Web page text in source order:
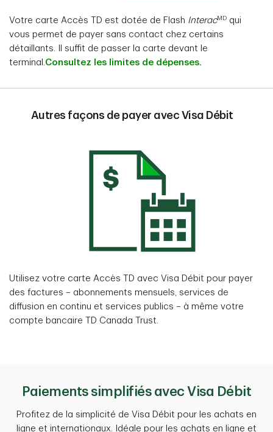
Votre carte Accès TD est dotée de Flash InteracMD qui
vous permet de payer sans contact chez certains
détaillants. Il suffit de passer la carte devant le
terminal.Consultez les limites de dépenses.
Autres façons de payer avec Visa Débit
Utilisez votre carte Accès TD avec Visa Débit pour payer
des factures – abonnements mensuels, services de
diffusion en continu et services publics – à même votre
compte bancaire TD Canada Trust.
Paiements simplifiés avec Visa Débit
Profitez de la simplicité de Visa Débit pour les achats en
ligne et internationaux. Idéale pour les achats en ligne et